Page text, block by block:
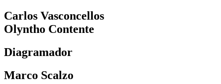
Carlos Vasconcellos
Olyntho Contente
Diagramador
Marco Scalzo